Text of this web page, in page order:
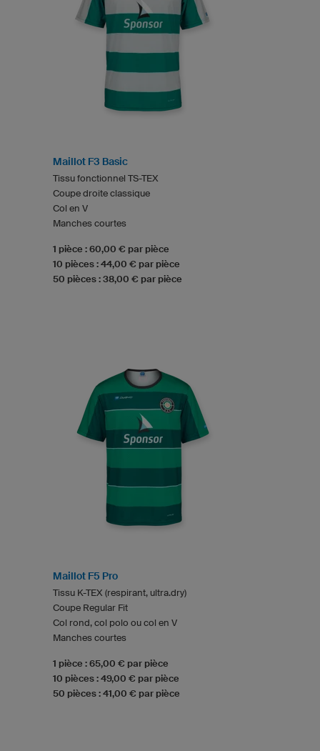
Maillot F3 Basic
Tissu fonctionnel TS-TEX
Coupe droite classique
Col en V
Manches courtes
1 pièce : 60,00 € par pièce
10 pièces : 44,00 € par pièce
50 pièces : 38,00 € par pièce
Maillot F5 Pro
Tissu K-TEX (respirant, ultra.dry)
Coupe Regular Fit
Col rond, col polo ou col en V
Manches courtes
1 pièce : 65,00 € par pièce
10 pièces : 49,00 € par pièce
50 pièces : 41,00 € par pièce